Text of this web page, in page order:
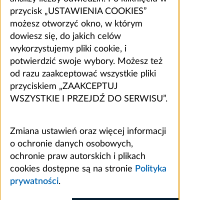
przycisk „USTAWIENIA COOKIES”
możesz otworzyć okno, w którym
dowiesz się, do jakich celów
wykorzystujemy pliki cookie, i
potwierdzić swoje wybory. Możesz też
od razu zaakceptować wszystkie pliki
przyciskiem „ZAAKCEPTUJ
WSZYSTKIE I PRZEJDŹ DO SERWISU”.
Zmiana ustawień oraz więcej informacji
o ochronie danych osobowych,
ochronie praw autorskich i plikach
cookies dostępne są na stronie Polityka
prywatności.